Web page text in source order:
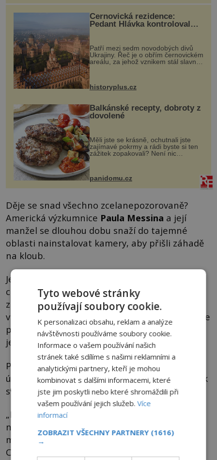
Černovická rezidence:
Pedant Hlávka kontroloval
Patří mezi sedm novodobých divů
Ukrajiny. Řeč je o obřím černovickém
areálu, za jehož vznikem stál slavný
český architekt Josef Hlávka. Ten si
na něm dal mimořádně záležet. Jeho
historyplus.cz
Balkánské recepty, dobroty z
dovolené
Měli jste se krásně, ochutnali jste
zajímavé pokrmy a rádi byste si ten
zážitek zopakovali? Není nic
snazšího. Pljeskavica (10 porcí)
Možná jste ji ochutnali na dovolené v
panidomu.cz
Děje se snad všechno zcelanepozorovaně?
Americká výzkumnice Paula Messina a její
manžel se dlouhou dobu snaží do tajemné
oblasti nainstalovat kamery, aby přišli záhadě
na kloub.
Jenže vzhledem k tomu, že je Racetrack Playa
chráněným územím, není jim tento „vnější
zásah“ oficiálními úřady povolen. Současný
vědec
Richard Norris
z univerzity v San Diegu je
přesvědčen, žeposuny kamenů lze vysvětlit
ještě jinak.
Podle něj za vším stojí plovoucí led, tvořící se v
údolí při silných deštích a mrazech. Ani on však
svou hypotézu nikdy jednoznačně neprokáže.
„Existuje mnoho různých teorií, ale nikdo neví
nic jistě, protože nikdo nic neviděl,“ shrnuje
mluvčí národního parku Údolí smrti Cheryl
Chipman.
Tyto webové stránky
používají soubory cookie.
K personalizaci obsahu, reklam a analýze
návštěvnosti používáme soubory cookie.
Informace o vašem používání našich
stránek také sdílíme s našimi reklamními a
analytickými partnery, kteří je mohou
kombinovat s dalšími informacemi, které
jste jim poskytli nebo které shromáždili při
vašem používání jejich služeb.Více
informací
ZOBRAZIT VŠECHNY PARTNERY (1616)
→